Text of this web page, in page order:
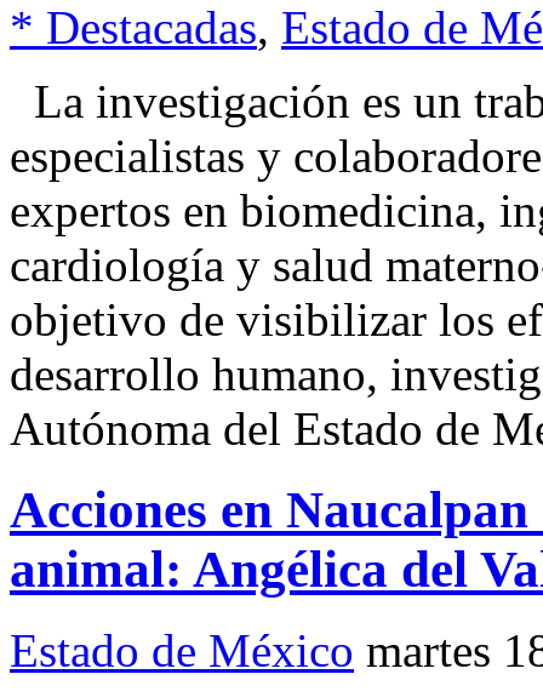
* Destacadas, Estado de
La investigación es un
especialistas y
expertos en biomedicina,
cardiología y salud
objetivo de visibilizar los
desarrollo humano,
Autónoma del Estado de
Acciones en
animal: Angélica del
Estado de México martes